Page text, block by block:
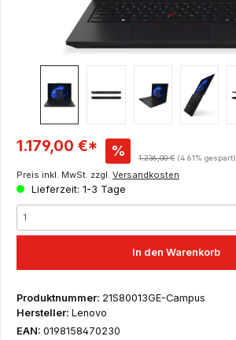
Verkaufspreis:
1.179,00 €* % Regulärer Preis:
1.236,00 € (4.61% gespart)
Preis inkl. MwSt. zzgl. Versandkosten
Lieferzeit: 1-3 Tage
In den Warenkorb
Produktnummer: 21S80013GE-Campus
Hersteller: Lenovo
EAN: 0198158470230